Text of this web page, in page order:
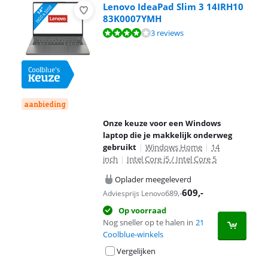
aanbieding
Lenovo IdeaPad Slim 3 14IRH10
83K0007YMH
Beoordeling is 8,0 van de 10, gebaseerd op 3 reviews.
3 reviews
Onze keuze voor een Windows
laptop die je makkelijk onderweg
gebruikt | Windows Home | 14
inch | Intel Core i5 / Intel Core 5
Oplader meegeleverd
Adviesprijs Lenovo689,-609,-
Op voorraad
Nog sneller op te halen in 21
Coolblue-winkels
Vergelijken